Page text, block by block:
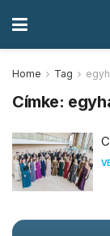
Home Tag
Címke: